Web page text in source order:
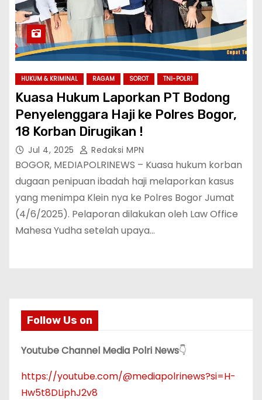
HUKUM & KRIMINAL RAGAM SOROT TNI-POLRI
Kuasa Hukum Laporkan PT Bodong
Penyelenggara Haji ke Polres Bogor,
18 Korban Dirugikan !
Jul 4, 2025 Redaksi MPN
‎‎‎BOGOR, MEDIAPOLRINEWS – Kuasa hukum korban
dugaan penipuan ibadah haji melaporkan kasus
yang menimpa Klein nya ke Polres Bogor Jumat
(4/6/2025). Pelaporan dilakukan oleh Law Office
Mahesa Yudha setelah upaya…
Follow Us on
Youtube Channel Media Polri News👇
https://youtube.com/@mediapolrinews?si=H-
Hw5t8DLiphJ2v8